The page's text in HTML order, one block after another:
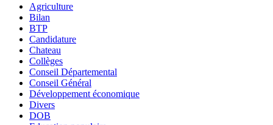
Agriculture
Bilan
BTP
Candidature
Chateau
Collèges
Conseil Départemental
Conseil Général
Développement économique
Divers
DOB